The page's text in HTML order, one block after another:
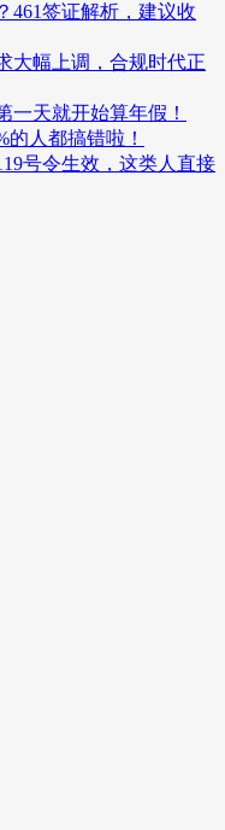
461签证解析，建议收
大幅上调，合规时代正
一天就开始算年假！
人都搞错啦！
号令生效，这类人直接